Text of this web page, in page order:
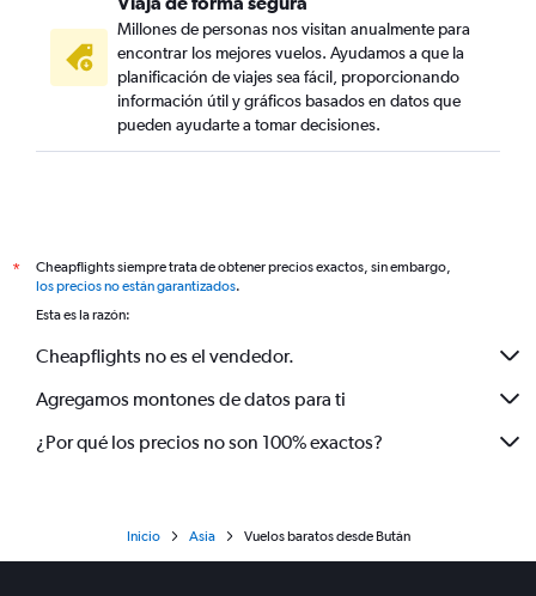
Millones de personas nos visitan anualmente para
encontrar los mejores vuelos. Ayudamos a que la
planificación de viajes sea fácil, proporcionando
información útil y gráficos basados en datos que
pueden ayudarte a tomar decisiones.
*
Cheapflights siempre trata de obtener precios exactos, sin embargo,
los precios no están garantizados.
Esta es la razón:
Cheapflights no es el vendedor.
Agregamos montones de datos para ti
¿Por qué los precios no son 100% exactos?
Inicio Asia Vuelos baratos desde Bután